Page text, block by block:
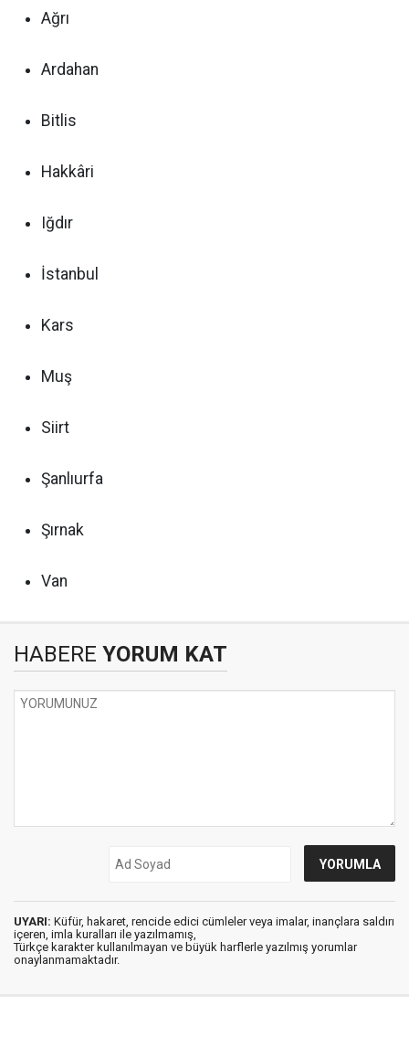
Ağrı
Ardahan
Bitlis
Hakkâri
Iğdır
İstanbul
Kars
Muş
Siirt
Şanlıurfa
Şırnak
Van
HABERE YORUM KAT
UYARI: Küfür, hakaret, rencide edici cümleler veya imalar, inançlara saldırı
içeren, imla kuralları ile yazılmamış,
Türkçe karakter kullanılmayan ve büyük harflerle yazılmış yorumlar
onaylanmamaktadır.